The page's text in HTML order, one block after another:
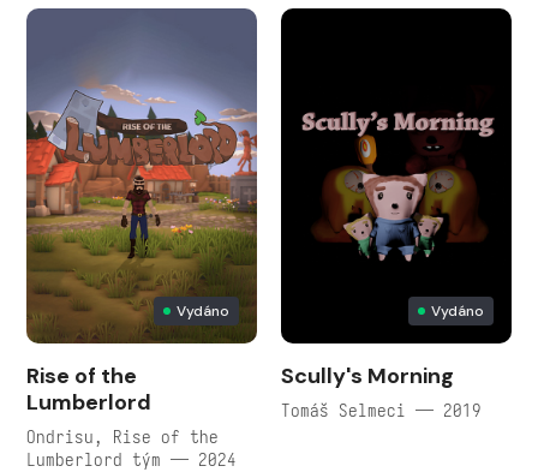
Vydáno
Rise of the
Lumberlord
Ondrisu, Rise of the
Lumberlord tým — 2024
Vydáno
Scully's Morning
Tomáš Selmeci — 2019